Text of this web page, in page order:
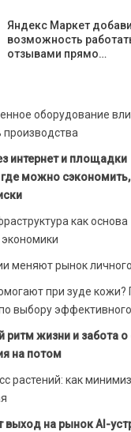
Яндекс Маркет
возможность
отзывами прямо…
оборудование
производства
интернет и площадки
можно сэкономить,
как основа
меняют рынок
при зуде кожи?
выбору
жизни и забота о
на потом
растений: как
выход на рынок AI-